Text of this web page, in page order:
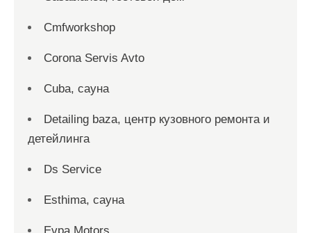
Cmfworkshop
Corona Servis Avto
Cuba, сауна
Detailing baza, центр кузовного ремонта и
детейлинга
Ds Service
Esthima, сауна